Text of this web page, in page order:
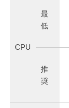
CPU
最
低
推
奨